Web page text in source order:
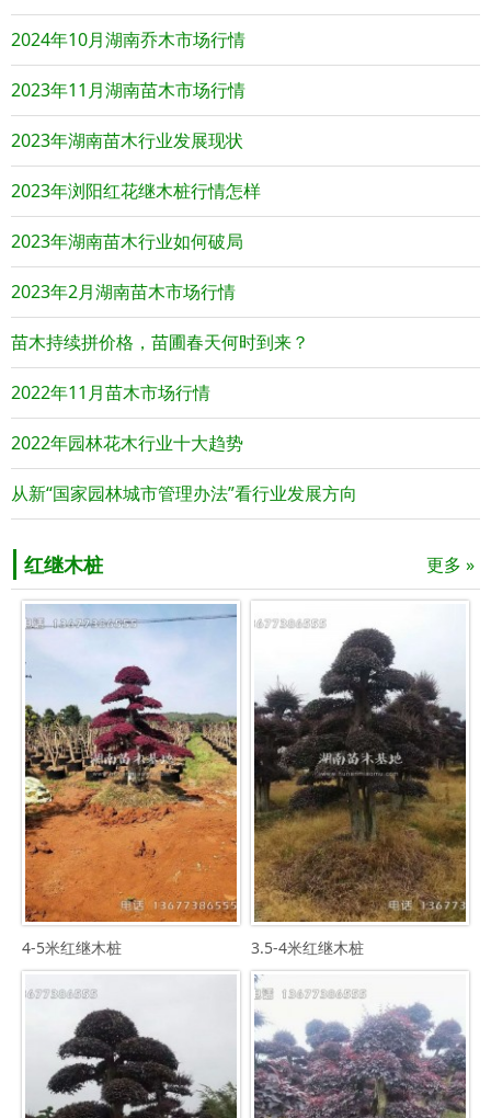
2024年10月湖南乔木市场行情
2023年11月湖南苗木市场行情
2023年湖南苗木行业发展现状
2023年浏阳红花继木桩行情怎样
2023年湖南苗木行业如何破局
2023年2月湖南苗木市场行情
苗木持续拼价格，苗圃春天何时到来？
2022年11月苗木市场行情
2022年园林花木行业十大趋势
从新“国家园林城市管理办法”看行业发展方向
红继木桩 更多 »
4-5米红继木桩 3.5-4米红继木桩